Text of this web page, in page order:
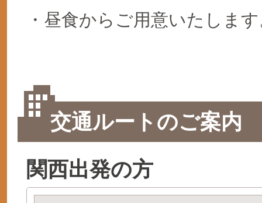
・昼食からご用意いたしま
交通ルートのご案内
関西出発の方